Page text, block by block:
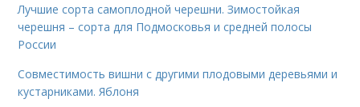
Лучшие сорта самоплодной черешни. Зимостойкая
черешня – сорта для Подмосковья и средней полосы
России
Совместимость вишни с другими плодовыми деревьями и
кустарниками. Яблоня